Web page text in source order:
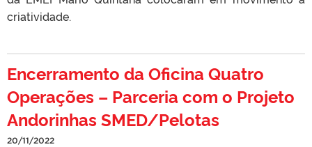
criatividade.
Encerramento da Oficina Quatro
Operações – Parceria com o Projeto
Andorinhas SMED/Pelotas
20/11/2022